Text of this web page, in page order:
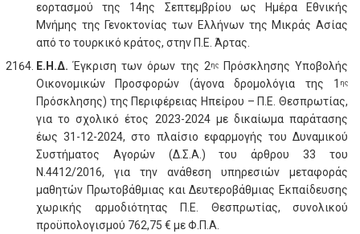
εορτασμού της 14ης Σεπτεμβρίου ως Ημέρα Εθνικής
Μνήμης της Γενοκτονίας των Ελλήνων της Μικράς Ασίας
από το τουρκικό κράτος, στην Π.Ε. Άρτας.
Ε.Η.Δ.Έγκριση των όρων της 2 ηςΠρόσκλησης Υποβολής
Οικονομικών Προσφορών (άγονα δρομολόγια της 1 ης
Πρόσκλησης) της Περιφέρειας Ηπείρου – Π.Ε. Θεσπρωτίας,
για το σχολικό έτος 2023-2024 με δικαίωμα παράτασης
έως 31-12-2024, στο πλαίσιο εφαρμογής του Δυναμικού
Συστήματος Αγορών (Δ.Σ.Α.) του άρθρου 33 του
Ν.4412/2016, για την ανάθεση υπηρεσιών μεταφοράς
μαθητών Πρωτοβάθμιας και Δευτεροβάθμιας Εκπαίδευσης
χωρικής αρμοδιότητας Π.Ε. Θεσπρωτίας, συνολικού
προϋπολογισμού 762,75 € με Φ.Π.Α.